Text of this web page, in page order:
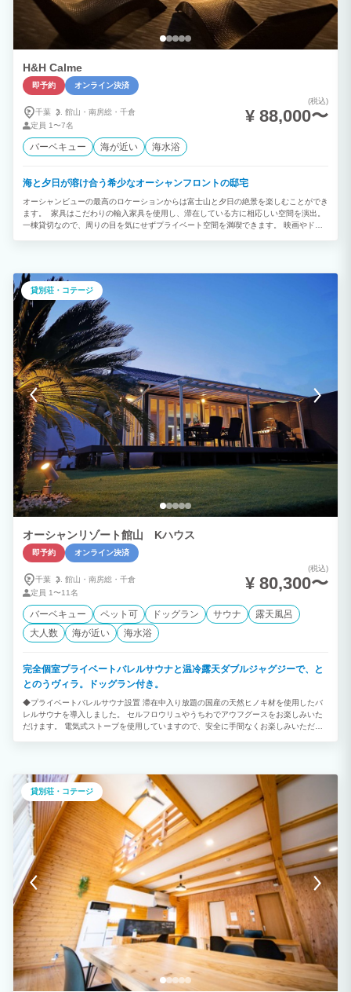
H&H Calme
即予約 オンライン決済
千葉 館山・ 南房総・ 千倉
定員 1〜7名
(税込)
¥ 88,000〜
バーベキュー 海が近い 海水浴
海と夕日が溶け合う希少なオーシャンフロントの邸宅
オーシャンビューの最高のロケーションからは富士山と夕日の絶景を楽しむことができ
ます。 家具はこだわりの輸入家具を使用し、滞在している方に相応しい空間を演出。
一棟貸切なので、周りの目を気にせずプライベート空間を満喫できます。 映画やドラ
行・グループ旅行・卒業旅行などでぜひ地元の食材を使ってお楽しみください！
貸別荘・コテージ
オーシャンリゾート館山 Kハウス
即予約 オンライン決済
千葉 館山・ 南房総・ 千倉
定員 1〜11名
(税込)
¥ 80,300〜
バーベキュー ペット可 ドッグラン サウナ
露天風呂
大人数
海が近い 海水浴
完全個室プライベートバレルサウナと温冷露天ダブルジャグジーで、と
とのうヴィラ。ドッグラン付き。
◆プライベートバレルサウナ設置 滞在中入り放題の国産の天然ヒノキ材を使用したバ
レルサウナを導入しました。 セルフロウリュやうちわでアウフグースをお楽しみいた
だけます。 電気式ストーブを使用していますので、安全に手間なくお楽しみいただけ
ーにて温水ジャグジーをお楽しみいただけます。 ◆贅沢なグランピング体験 海まで徒
歩1分。 120坪の敷地を贅沢に貸し切れる1日1組限定のプライベートリゾート。 和モ
ダン一棟建ての吹き抜けを利用した広々空間。 潮風を感じながら露天温水ジャグジー
で上質な時間を。 ◆1日1組のプライベートリゾート 那古海岸公園に隣接する1日1組
限定の1棟貸切のプライベートヴィラ。 海と緑に囲まれた館山ありながら都心から70
分～高速出口から5分！ １階建て平屋作りなのでお子様からお年寄りでも快適にお過ご
しいただけます。 庭先に緑豊かな公園。その先には海を見渡せます。 ＪＲ那古船形駅
から徒歩３分になります。 ◆ロケーション 千葉県最南端に位置し温暖な気候。黒潮も
入り込んだ暖かく恵まれた海。 豊富なアクティビティ 大自然のふれいあいを。 季節
の花々 トレッキング～海遊び 冬はおいしい魚～温泉～いちご狩り １年中楽しめるリゾ
ートエリアになります。 ◆年中無休で気軽にBBQ テラスには本格グリル～テーブ
ル、ジャグジー～屋外照明、屋根もありますので天候に左右されず年中無休でご利用い
ただけます。 食材をご用意いただくだけで手軽に楽しめます。 ◆ペットとご宿泊 大
事な家族も是非ご一緒に。公園～広場～海岸周辺には、広々とお散歩できる場所がたく
さんございます。 ペットと一緒に宿泊しのんびりご滞在を。 ◆プライベートクルージ
ング 海上からの絶景スポット～プライベートスイミング～貸切りチャーターなので、
プランに合わせアレンジできます。 伊豆諸島～離島～まで、ロングクルージングも承
ります。
貸別荘・コテージ